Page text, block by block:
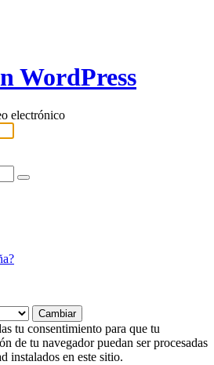
WordPress
electrónico
tu consentimiento para que tu
de tu navegador puedan ser procesadas
instalados en este sitio.